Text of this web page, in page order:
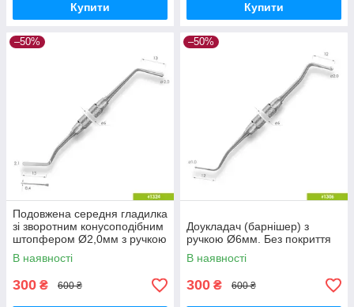
Купити Купити
–50%
Подовжена середня гладилка
зі зворотним конусоподібним
штопфером Ø2,0мм з ручкою
Ø6мм. Без покриття
В наявності
300 ₴ 600 ₴
–50%
Доукладач (барнішер) з
ручкою Ø6мм. Без покриття
В наявності
300 ₴ 600 ₴